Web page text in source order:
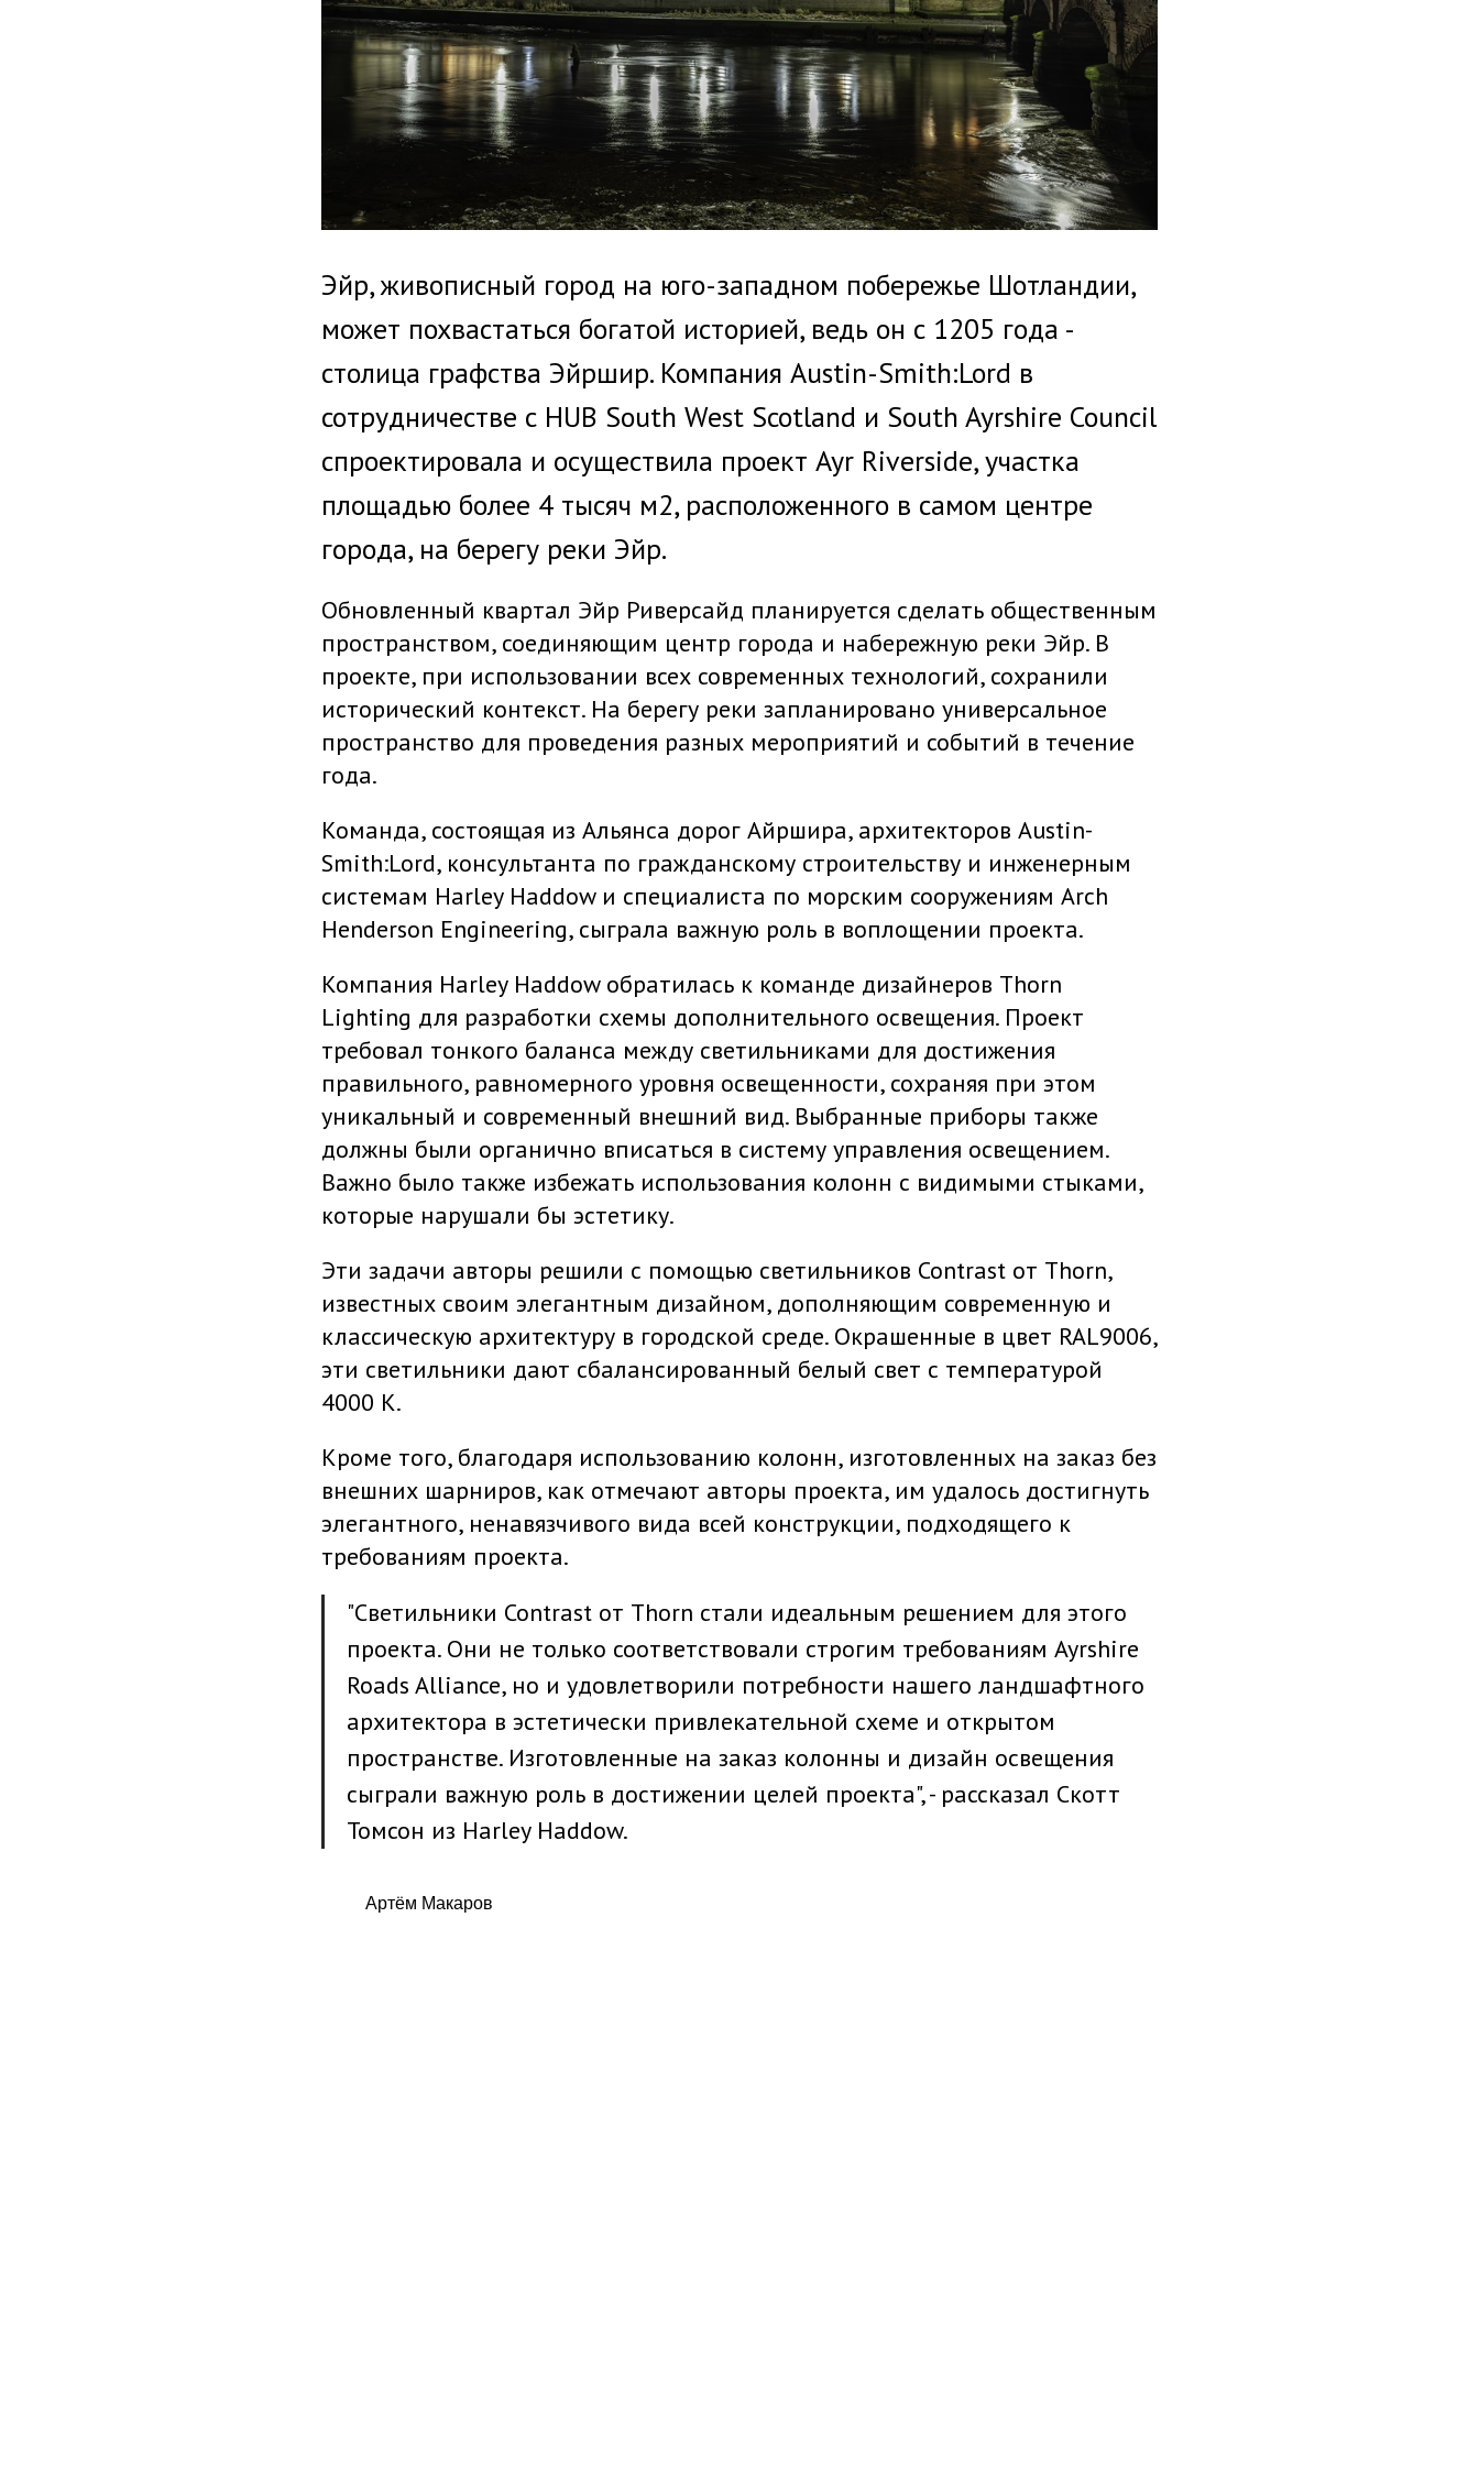
Эйр, живописный город на юго-западном побережье Шотландии,
может похвастаться богатой историей, ведь он с 1205 года -
столица графства Эйршир. Компания Austin-Smith:Lord в
сотрудничестве с HUB South West Scotland и South Ayrshire Council
спроектировала и осуществила проект Ayr Riverside, участка
площадью более 4 тысяч м2, расположенного в самом центре
города, на берегу реки Эйр.
Обновленный квартал Эйр Риверсайд планируется сделать общественным
пространством, соединяющим центр города и набережную реки Эйр. В
проекте, при использовании всех современных технологий, сохранили
исторический контекст. На берегу реки запланировано универсальное
пространство для проведения разных мероприятий и событий в течение
года.
Команда, состоящая из Альянса дорог Айршира, архитекторов Austin-
Smith:Lord, консультанта по гражданскому строительству и инженерным
системам Harley Haddow и специалиста по морским сооружениям Arch
Henderson Engineering, сыграла важную роль в воплощении проекта.
Компания Harley Haddow обратилась к команде дизайнеров Thorn
Lighting для разработки схемы дополнительного освещения. Проект
требовал тонкого баланса между светильниками для достижения
правильного, равномерного уровня освещенности, сохраняя при этом
уникальный и современный внешний вид. Выбранные приборы также
должны были органично вписаться в систему управления освещением.
Важно было также избежать использования колонн с видимыми стыками,
которые нарушали бы эстетику.
Эти задачи авторы решили с помощью светильников Contrast от Thorn,
известных своим элегантным дизайном, дополняющим современную и
классическую архитектуру в городской среде. Окрашенные в цвет RAL9006,
эти светильники дают сбалансированный белый свет с температурой
4000 К.
Кроме того, благодаря использованию колонн, изготовленных на заказ без
внешних шарниров, как отмечают авторы проекта, им удалось достигнуть
элегантного, ненавязчивого вида всей конструкции, подходящего к
требованиям проекта.
"Светильники Contrast от Thorn стали идеальным решением для этого
проекта. Они не только соответствовали строгим требованиям Ayrshire
Roads Alliance, но и удовлетворили потребности нашего ландшафтного
архитектора в эстетически привлекательной схеме и открытом
пространстве. Изготовленные на заказ колонны и дизайн освещения
сыграли важную роль в достижении целей проекта", - рассказал Скотт
Томсон из Harley Haddow.
Артём Макаров